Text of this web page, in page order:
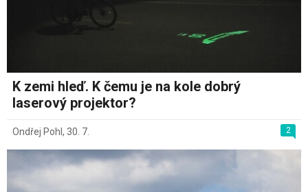
K zemi hleď. K čemu je na kole dobrý
laserový projektor?
2
Ondřej Pohl , 30. 7.